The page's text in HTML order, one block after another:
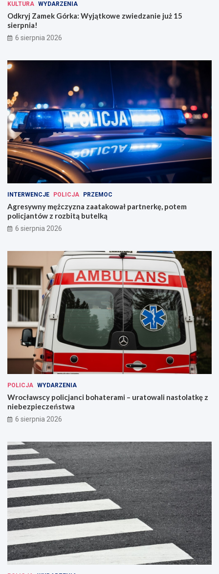
KULTURA WYDARZENIA
Odkryj Zamek Górka: Wyjątkowe zwiedzanie już 15
sierpnia!
6 sierpnia 2026
INTERWENCJE POLICJA PRZEMOC
Agresywny mężczyzna zaatakował partnerkę, potem
policjantów z rozbitą butelką
6 sierpnia 2026
POLICJA WYDARZENIA
Wrocławscy policjanci bohaterami – uratowali nastolatkę z
niebezpieczeństwa
6 sierpnia 2026